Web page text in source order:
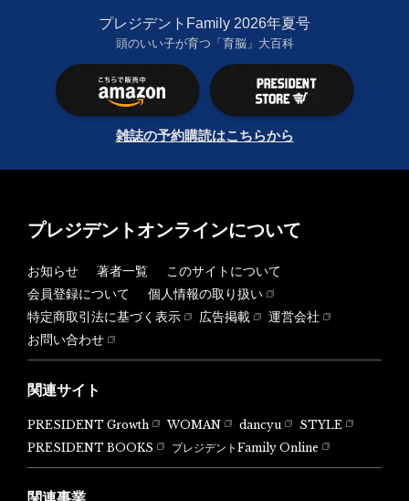
プレジデントFamily 2026年夏号
頭のいい子が育つ「育脳」大百科
雑誌の予約購読はこちらから
プレジデントオンラインについて
お知らせ 著者一覧
このサイトについて
会員登録について
個人情報の取り扱い
特定商取引法に基づく表示
広告掲載
運営会社
お問い合わせ
関連サイト
PRESIDENT Growth WOMAN dancyu
STYLE
PRESIDENT BOOKS
プレジデントFamily Online
関連事業